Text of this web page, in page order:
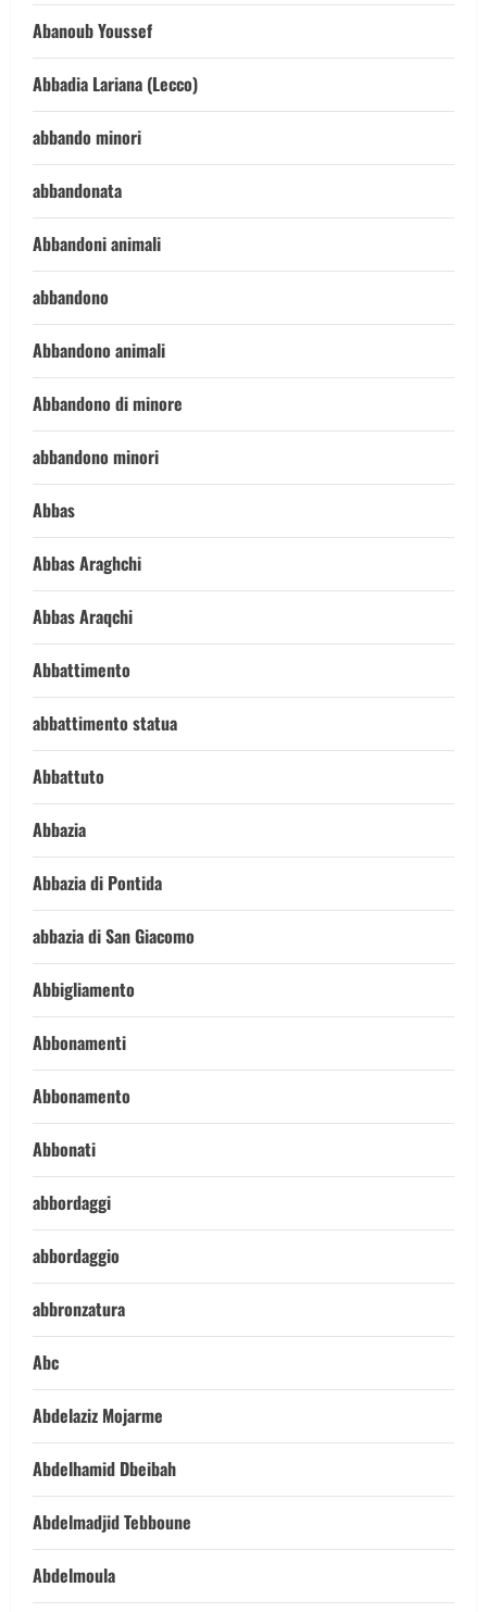
Abanoub Youssef
Abbadia Lariana (Lecco)
abbando minori
abbandonata
Abbandoni animali
abbandono
Abbandono animali
Abbandono di minore
abbandono minori
Abbas
Abbas Araghchi
Abbas Araqchi
Abbattimento
abbattimento statua
Abbattuto
Abbazia
Abbazia di Pontida
abbazia di San Giacomo
Abbigliamento
Abbonamenti
Abbonamento
Abbonati
abbordaggi
abbordaggio
abbronzatura
Abc
Abdelaziz Mojarme
Abdelhamid Dbeibah
Abdelmadjid Tebboune
Abdelmoula